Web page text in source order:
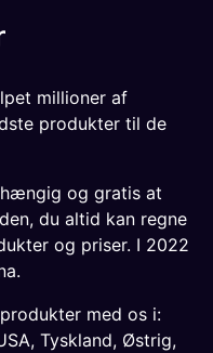
millioner af
produkter til de
og gratis at
du altid kan regne
og priser. I 2022
med os i:
, Tyskland, Østrig,